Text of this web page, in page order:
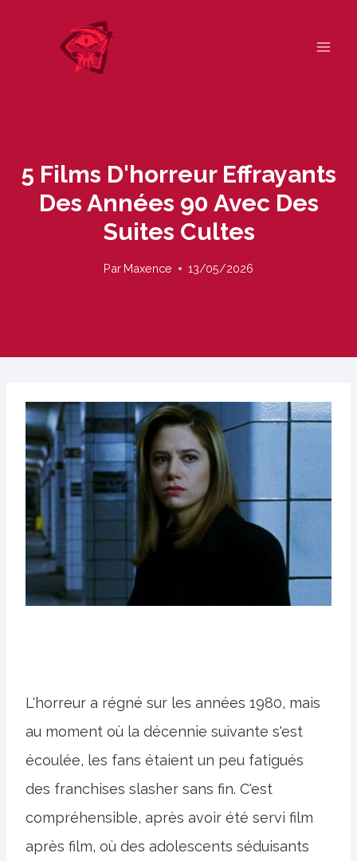
5 Films D'horreur Effrayants
Des Années 90 Avec Des
Suites Cultes
Par Maxence 13/05/2026
L'horreur a régné sur les années 1980, mais
au moment où la décennie suivante s'est
écoulée, les fans étaient un peu fatigués
des franchises slasher sans fin. C'est
compréhensible, après avoir été servi film
après film, où des adolescents séduisants